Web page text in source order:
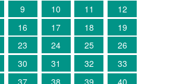
9 10 11
12
16 17 18
19
23 24 25
26
30 31 32
33